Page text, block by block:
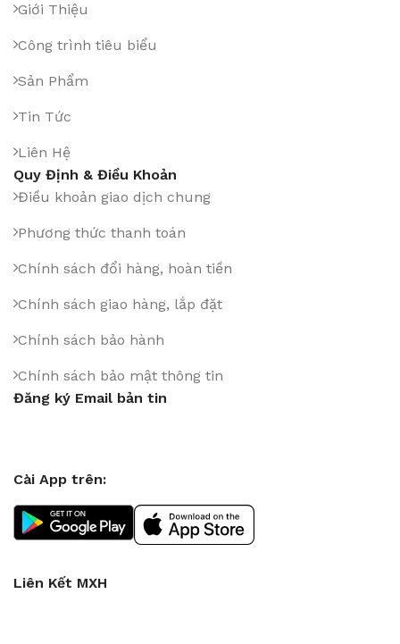
Giới Thiệu
Công trình tiêu biểu
Sản Phẩm
Tin Tức
Liên Hệ
Quy Định & Điều Khoản
Điều khoản giao dịch chung
Phương thức thanh toán
Chính sách đổi hàng, hoàn tiền
Chính sách giao hàng, lắp đặt
Chính sách bảo hành
Chính sách bảo mật thông tin
Đăng ký Email bản tin
Cài App trên:
Liên Kết MXH